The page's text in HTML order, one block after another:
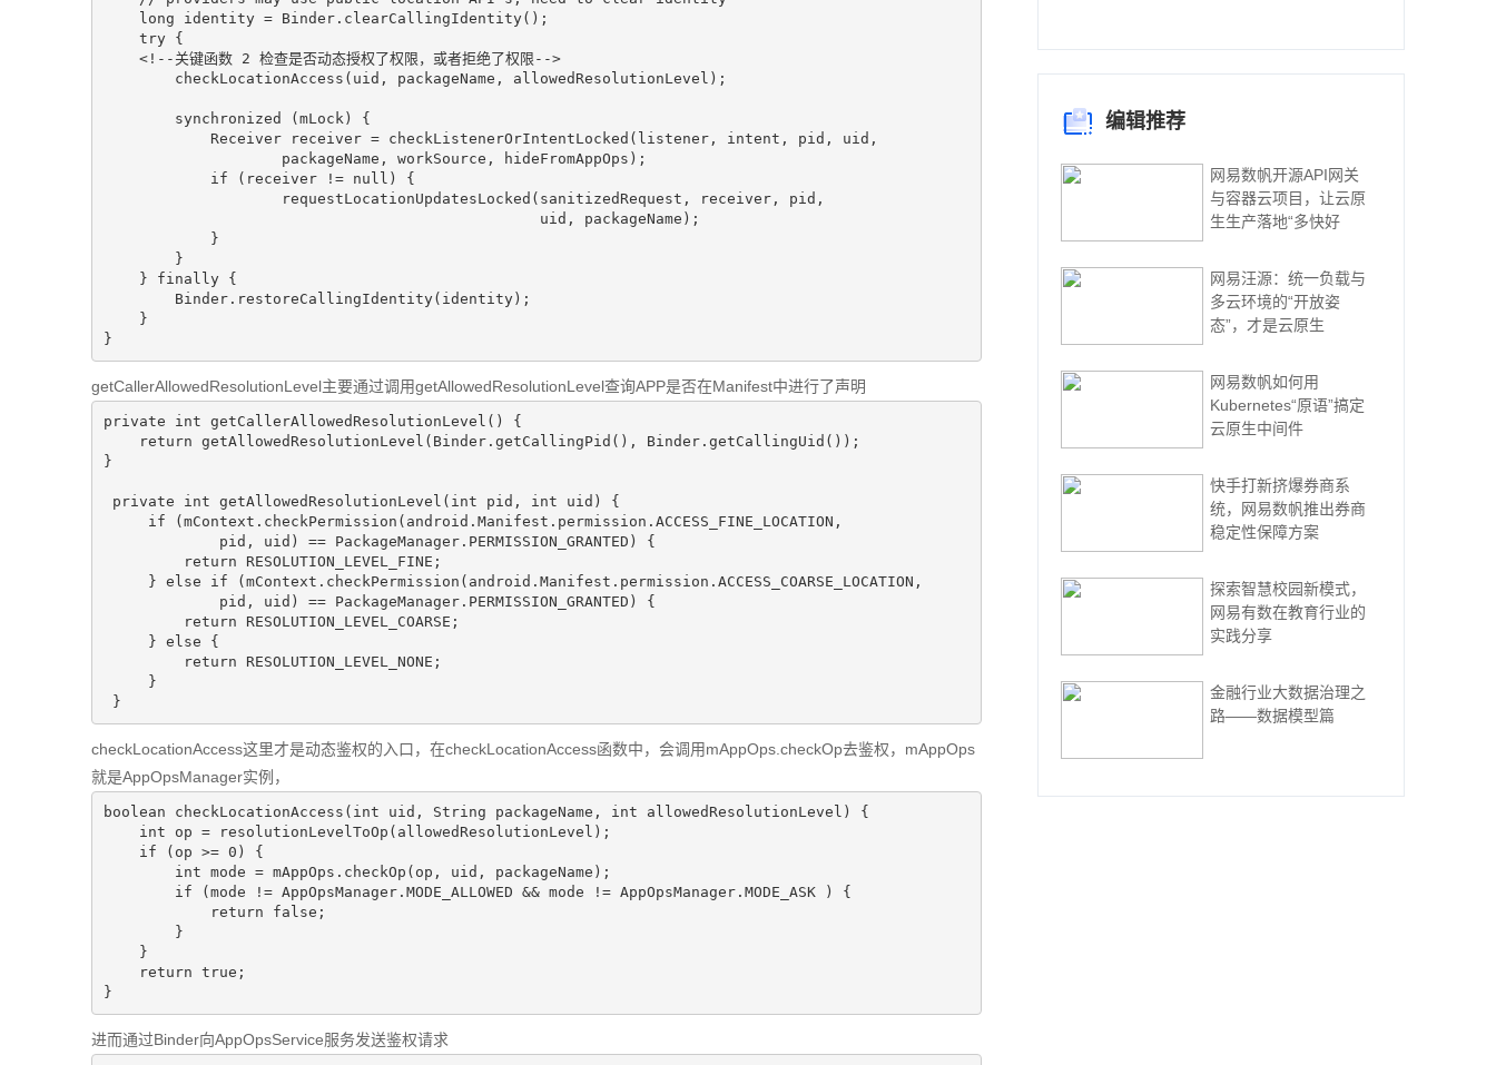
编辑推荐
网易数帆开源API网关
与容器云项目，让云原
生生产落地“多快好
网易汪源：统一负载与
多云环境的“开放姿
态”，才是云原生
网易数帆如何用
Kubernetes“原语”搞定
云原生中间件
快手打新挤爆券商系
统，网易数帆推出券商
稳定性保障方案
探索智慧校园新模式，
网易有数在教育行业的
实践分享
金融行业大数据治理之
路——数据模型篇
<!--关键函数 2 检查是否动态授权了权限，或者拒绝了权限-->
getCallerAllowedResolutionLevel主要通过调用getAllowedResolutionLevel查询APP是否在Manifest中进行了声明
private int getCallerAllowedResolutionLevel ()
{
return getAllowedResolutionLevel (Binder.getCallingPid() , Binder. getCallingUid () ) ;
}
private int getAllowedResolutionLevel ( int pid, int uid)
{
if (mContext.checkPermission(android.Manifest.permission.ACCESS_FINE_LOCATION,
return RESOLUTION_LEVEL_FINE;
     }
else if
(mContext.checkPermission(android.Manifest.permission.ACCESS_COARSE_LOCATION,
             pid, uid)
== PackageManager.PERMISSION_GRANTED) {
return RESOLUTION_LEVEL_COARSE;
     }
else {
return RESOLUTION_LEVEL_NONE;
checkLocationAccess这里才是动态鉴权的入口，在checkLocationAccess函数中，会调用mAppOps.checkOp去鉴权，mAppOps
就是AppOpsManager实例，
boolean checkLocationAccess ( int uid, String packageName, int allowedResolutionLevel)
{
int op = resolutionLevelToOp(allowedResolutionLevel);
if (op >= 0 ) {
int mode = mAppOps.checkOp(op, uid, packageName);
if (mode != AppOpsManager.MODE_ALLOWED && mode != AppOpsManager.MODE_ASK ) {
return
false ;
return true ;
进而通过Binder向AppOpsService服务发送鉴权请求